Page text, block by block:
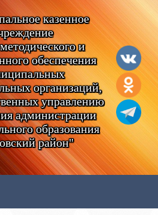
казенное
и
обеспечения
организаций,
управлению
администрации
образования
район"